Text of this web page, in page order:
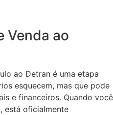
Venda ao
ao Detran é uma etapa
esquecem, mas que pode
e financeiros. Quando você
está oficialmente